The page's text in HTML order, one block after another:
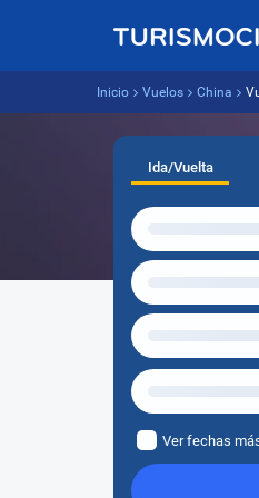
Inicio Vuelos China
Ida/Vuelta
Ver fechas